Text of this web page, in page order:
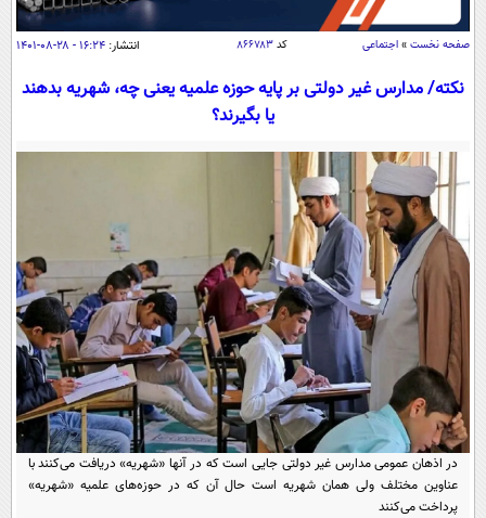
اقتصاد
اقتصادی
خودرو
جامعه
اجتماعی
حوادث
یک برش دانایی
محیط زیست
سفر و تفریح
ورزشی
بین الملل
علم و دانش
فناوری و It
علمی
اخبار کریپتو
قرآن
گوناگون
سرگرمی
باشگاه مغز
مجله تصویری سلاح
فیلم
اقتصاد
ورزش
سیاست
سرگرمی
عصر ایران 2
خواندنی ها و دیدنی ها
داستان کوتاه
پیامک
آموزش زبان
صفحه نخست » اجتماعی کد ۸۶۶۷۸۳ انتشار: ۱۶:۲۴ - ۲۸-۰۸-۱۴۰۱
نکته/ مدارس غیر دولتی بر پایه حوزه علمیه یعنی چه، شهریه بدهند
یا بگیرند؟
در اذهان عمومی مدارس غیر دولتی جایی است که در آنها «شهریه» دریافت می‌کنند با
عناوین مختلف ولی همان شهریه است حال آن که در حوزه‌های علمیه «شهریه»
پرداخت می‌کنند